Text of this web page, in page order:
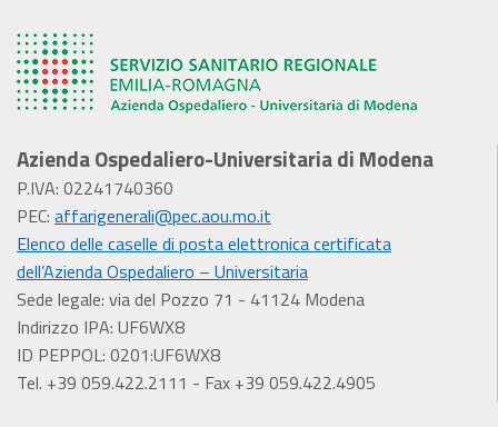
Azienda Ospedaliero-Universitaria di Modena
P.IVA: 02241740360
PEC: affarigenerali@pec.aou.mo.it
Elenco delle caselle di posta elettronica certificata
dell’Azienda Ospedaliero – Universitaria
Sede legale: via del Pozzo 71 - 41124 Modena
Indirizzo IPA: UF6WX8
ID PEPPOL: 0201:UF6WX8
Tel. +39 059.422.2111 - Fax +39 059.422.4905